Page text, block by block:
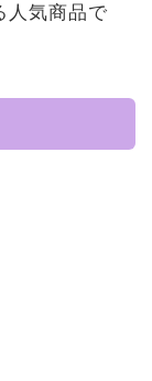
人気商品で